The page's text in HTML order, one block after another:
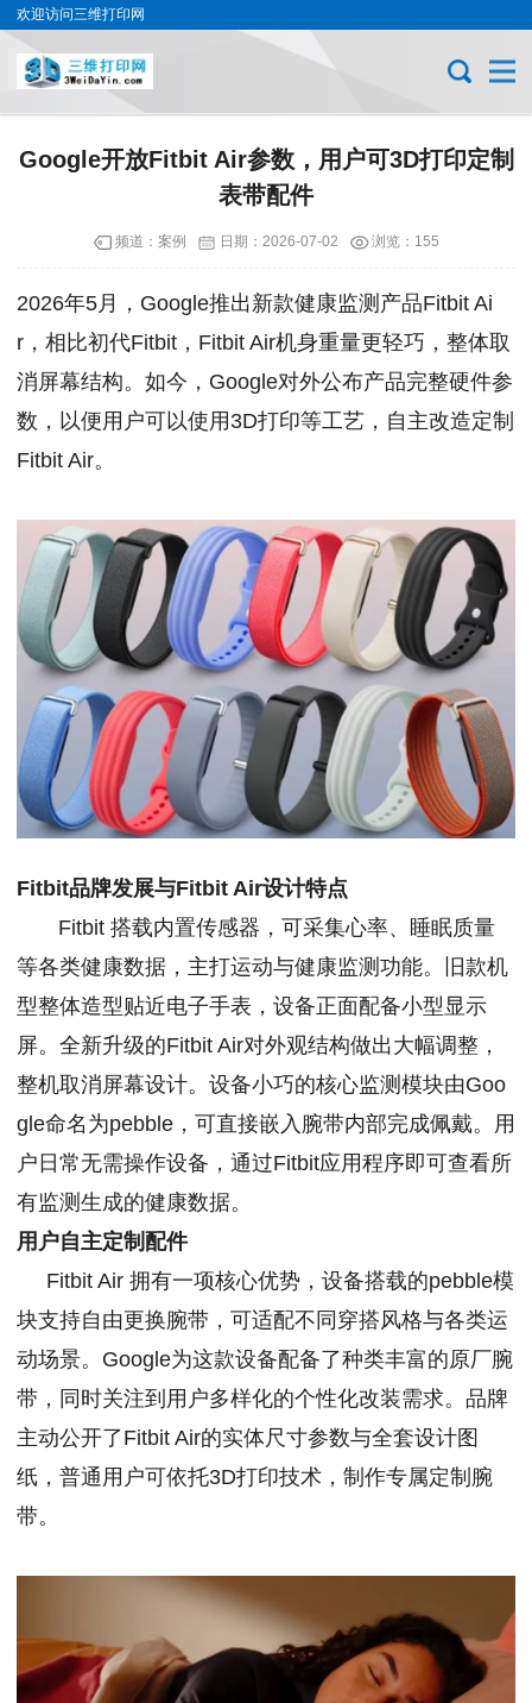
欢迎访问三维打印网
Google开放Fitbit Air参数，用户可3D打印定制
表带配件
频道： 案例 日期： 2026-07-02 浏览：155
2026年5月，Google推出新款健康监测产品Fitbit Ai
r，相比初代Fitbit，Fitbit Air机身重量更轻巧，整体取
消屏幕结构。如今，Google对外公布产品完整硬件参
数，以便用户可以使用3D打印等工艺，自主改造定制
Fitbit Air。
Fitbit品牌发展与Fitbit Air设计特点
Fitbit 搭载内置传感器，可采集心率、睡眠质量
等各类健康数据，主打运动与健康监测功能。旧款机
型整体造型贴近电子手表，设备正面配备小型显示
屏。全新升级的Fitbit Air对外观结构做出大幅调整，
整机取消屏幕设计。设备小巧的核心监测模块由Goo
gle命名为pebble，可直接嵌入腕带内部完成佩戴。用
户日常无需操作设备，通过Fitbit应用程序即可查看所
有监测生成的健康数据。
用户自主定制配件
Fitbit Air 拥有一项核心优势，设备搭载的pebble模
块支持自由更换腕带，可适配不同穿搭风格与各类运
动场景。Google为这款设备配备了种类丰富的原厂腕
带，同时关注到用户多样化的个性化改装需求。品牌
主动公开了Fitbit Air的实体尺寸参数与全套设计图
纸，普通用户可依托3D打印技术，制作专属定制腕
带。